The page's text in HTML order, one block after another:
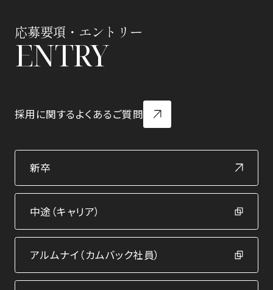
応募要項・エントリー
ENTRY
採用に関するよくあるご質問
新卒
中途（キャリア）
アルムナイ（カムバック社員）